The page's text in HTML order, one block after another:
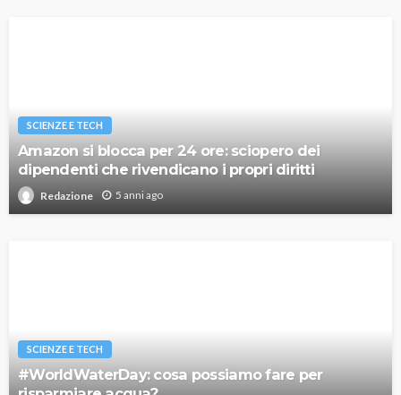
SCIENZE E TECH
Amazon si blocca per 24 ore: sciopero dei
dipendenti che rivendicano i propri diritti
Redazione 5 anni ago
SCIENZE E TECH
#WorldWaterDay: cosa possiamo fare per